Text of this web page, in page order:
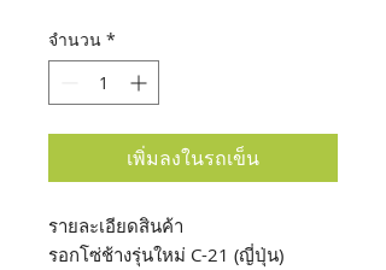
จำนวน *
เพิ่มลงในรถเข็น
รายละเอียดสินค้า
รอกโซ่ช้างรุ่นใหม่ C-21 (ญี่ปุ่น)